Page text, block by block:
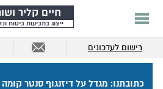
חיים קליר
ייצוג בתביעות ביטוח
רישום לעדכונים